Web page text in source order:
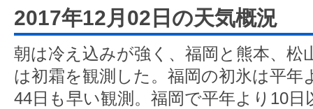
2017年12月02日の天気概況
朝は冷え込みが強く、福岡と熊本、松
は初霜を観測した。福岡の初氷は平年
44日も早い観測。福岡で平年より10